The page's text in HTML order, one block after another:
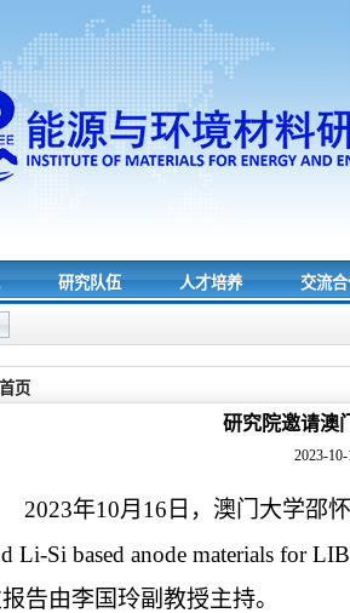
研究队伍 人才培养 交流
首页
研究院邀请澳
2023-
2023年10月 16 日，澳门大学邵
Li-Si based anode materials for
告由李国玲副教授主持。